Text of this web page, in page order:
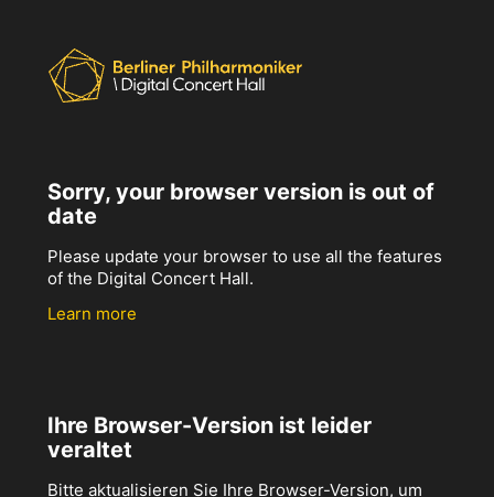
Sorry, your browser version is out of
date
Please update your browser to use all the features
of the Digital Concert Hall.
Learn more
Ihre Browser-Version ist leider
veraltet
Bitte aktualisieren Sie Ihre Browser-Version, um